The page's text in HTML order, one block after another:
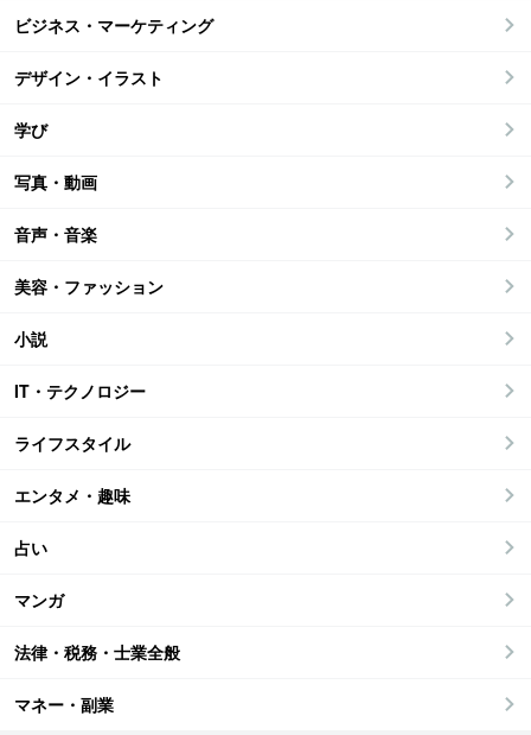
ビジネス・マーケティング
デザイン・イラスト
学び
写真・動画
音声・音楽
美容・ファッション
小説
IT・テクノロジー
ライフスタイル
エンタメ・趣味
占い
マンガ
法律・税務・士業全般
マネー・副業